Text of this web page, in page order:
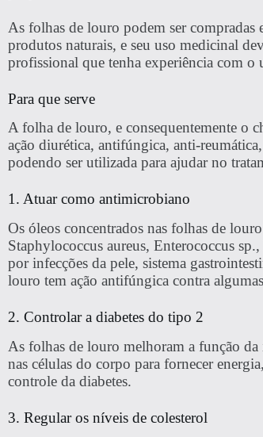
As folhas de louro podem ser compradas
produtos naturais, e seu uso medicinal
profissional que tenha experiência com o
Para que serve
A folha de louro, e consequentemente o
ação diurética, antifúngica, anti-
podendo ser utilizada para ajudar no
1. Atuar como antimicrobiano
Os óleos concentrados nas folhas de
Staphylococcus aureus, Enterococcus
por infecções da pele, sistema
louro tem ação antifúngica contra
2. Controlar a diabetes do tipo 2
As folhas de louro melhoram a função
nas células do corpo para fornecer
controle da diabetes.
3. Regular os níveis de colesterol